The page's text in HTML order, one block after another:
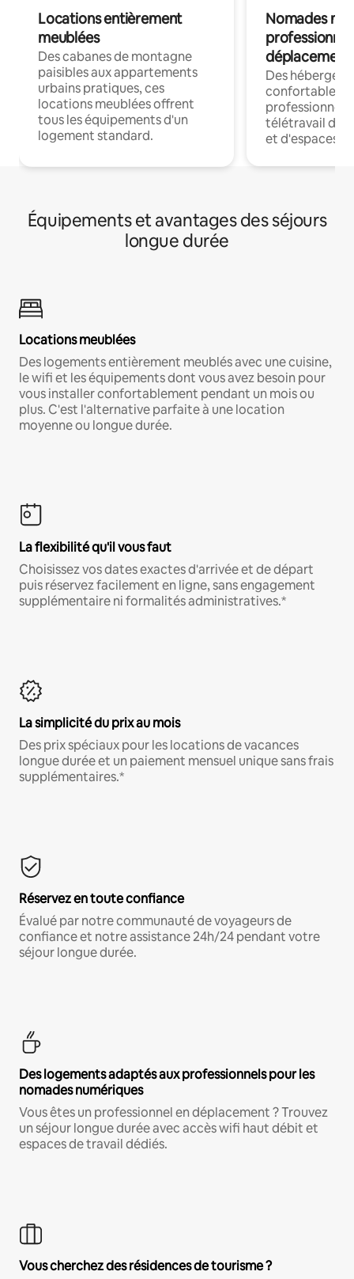
Locations entièrement
meublées
Des cabanes de montagne
paisibles aux appartements
urbains pratiques, ces
locations meublées offrent
tous les équipements d'un
logement standard.
Nomades
déplacement
Des
confortables
professionnels
télétravail
et d'espaces
Équipements et avantages des séjours
longue durée
Locations meublées
Des logements entièrement meublés avec une cuisine,
le wifi et les équipements dont vous avez besoin pour
vous installer confortablement pendant un mois ou
plus. C'est l'alternative parfaite à une location
moyenne ou longue durée.
La flexibilité qu'il vous faut
Choisissez vos dates exactes d'arrivée et de départ
puis réservez facilement en ligne, sans engagement
supplémentaire ni formalités administratives.*
La simplicité du prix au mois
Des prix spéciaux pour les locations de vacances
longue durée et un paiement mensuel unique sans frais
supplémentaires.*
Réservez en toute confiance
Évalué par notre communauté de voyageurs de
confiance et notre assistance 24h/24 pendant votre
séjour longue durée.
Des logements adaptés aux professionnels pour les
nomades numériques
Vous êtes un professionnel en déplacement ? Trouvez
un séjour longue durée avec accès wifi haut débit et
espaces de travail dédiés.
Vous cherchez des résidences de tourisme ?